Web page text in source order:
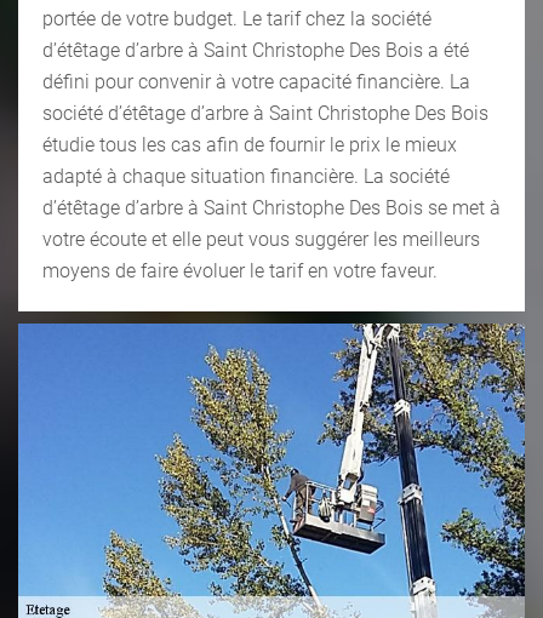
portée de votre budget. Le tarif chez la société
d’étêtage d’arbre à Saint Christophe Des Bois a été
défini pour convenir à votre capacité financière. La
société d’étêtage d’arbre à Saint Christophe Des Bois
étudie tous les cas afin de fournir le prix le mieux
adapté à chaque situation financière. La société
d’étêtage d’arbre à Saint Christophe Des Bois se met à
votre écoute et elle peut vous suggérer les meilleurs
moyens de faire évoluer le tarif en votre faveur.